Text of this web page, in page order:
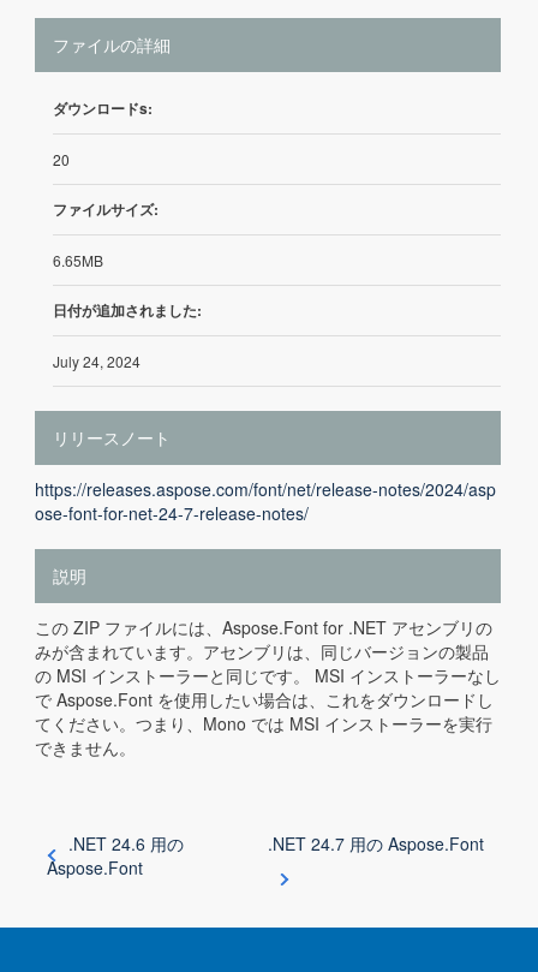
ファイルの詳細
ダウンロードs:
20
ファイルサイズ:
6.65MB
日付が追加されました:
July 24, 2024
リリースノート
https://releases.aspose.com/font/net/release-notes/2024/asp
ose-font-for-net-24-7-release-notes/
説明
この ZIP ファイルには、Aspose.Font for .NET アセンブリの
みが含まれています。アセンブリは、同じバージョンの製品
の MSI インストーラーと同じです。 MSI インストーラーなし
で Aspose.Font を使用したい場合は、これをダウンロードし
てください。つまり、Mono では MSI インストーラーを実行
できません。
.NET 24.6 用の
Aspose.Font
.NET 24.7 用の Aspose.Font